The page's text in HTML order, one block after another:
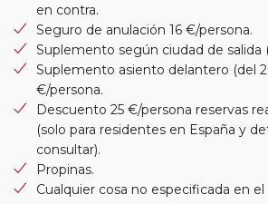
en contra.
Seguro de anulación 16 €/persona.
Suplemento según ciudad de salida
Suplemento asiento delantero (del
€/persona.
Descuento 25 €/persona reservas
(solo para residentes en España y
consultar).
Propinas.
Cualquier cosa no especificada en